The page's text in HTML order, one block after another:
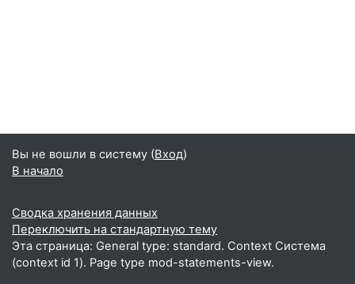
Вы не вошли в систему (Вход)
В начало
Сводка хранения данных
Переключить на стандартную тему
Эта страница: General type: standard. Context Система
(context id 1). Page type mod-statements-view.